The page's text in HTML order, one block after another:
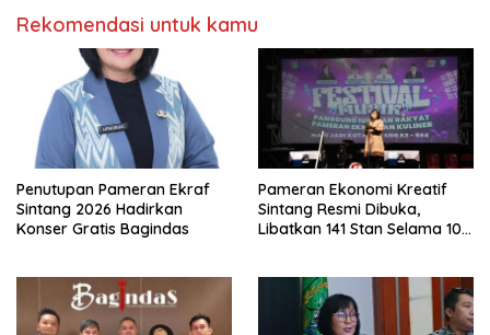
Rekomendasi untuk kamu
Penutupan Pameran Ekraf
Sintang 2026 Hadirkan
Konser Gratis Bagindas
Pameran Ekonomi Kreatif
Sintang Resmi Dibuka,
Libatkan 141 Stan Selama 10